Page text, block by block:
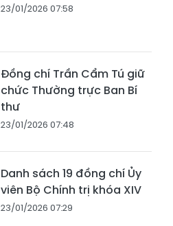
23/01/2026 07:58
Đồng chí Trần Cẩm Tú giữ
chức Thường trực Ban Bí
thư
23/01/2026 07:48
Danh sách 19 đồng chí Ủy
viên Bộ Chính trị khóa XIV
23/01/2026 07:29